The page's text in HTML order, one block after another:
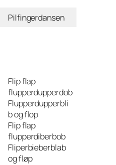
Pilfingerdansen
Flip flap
flupperdupperdob
Flupperdupperbli
b og flop
Flip flap
flupperdiberbob
Fliperbieberblab
og fløp